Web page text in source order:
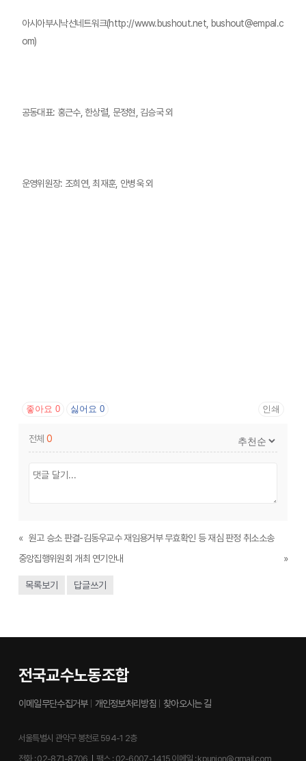
아시아부시낙선네트워크(http://www.bushout.net, bushout@empal.c
om)
공동대표: 홍근수, 한상렬, 문정현, 김승국 외
운영위원장: 조희연, 최재훈, 안병욱 외
좋아요 0 싫어요0 인쇄
전체 0
« 원고 승소 판결-김동우교수 재임용거부 무효확인 등 재심 판정 취소소송
중앙집행위원회 개최 연기안내
»
목록보기 답글쓰기
전국교수노동조합
이메일무단수집거부 개인정보처리방침 찾아오시는 길
서울특별시 관악구 봉천로 594-1 2층
전화 : 02-871-8706 팩스 : 02-6007-1415 이메일 : kpunion@gmail.com